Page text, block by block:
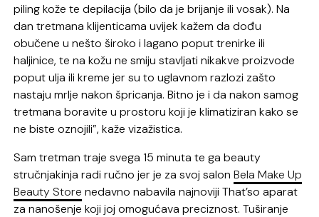
piling kože te depilacija (bilo da je brijanje ili vosak). Na
dan tretmana klijenticama uvijek kažem da dođu
obučene u nešto široko i lagano poput trenirke ili
haljinice, te na kožu ne smiju stavljati nikakve proizvode
poput ulja ili kreme jer su to uglavnom razlozi zašto
nastaju mrlje nakon špricanja. Bitno je i da nakon samog
tretmana boravite u prostoru koji je klimatiziran kako se
ne biste oznojili”, kaže vizažistica.
Sam tretman traje svega 15 minuta te ga beauty
stručnjakinja radi ručno jer je za svoj salonBela Make Up
Beauty Store nedavno nabavila najnoviji That’so aparat
za nanošenje koji joj omogućava preciznost. Tuširanje